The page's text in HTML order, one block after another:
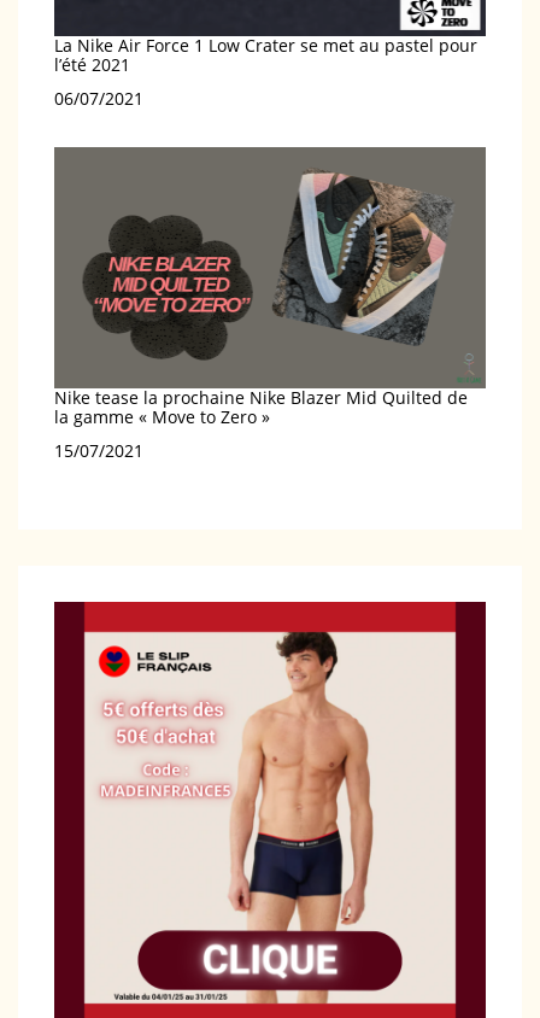
La Nike Air Force 1 Low Crater se met au pastel pour
l’été 2021
Date
06/07/2021
Nike tease la prochaine Nike Blazer Mid Quilted de
la gamme « Move to Zero »
Date
15/07/2021